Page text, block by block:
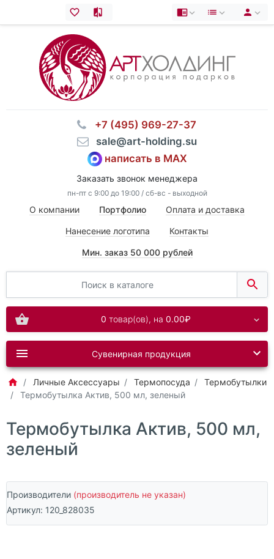
⠀+7 (495) 969-27-37
⠀sale@art-holding.su
написать в MAX
Заказать звонок менеджера
пн-пт с 9:00 до 19:00 / сб-вс - выходной
О компании Портфолио Оплата и доставка
Нанесение логотипа Контакты
Мин. заказ 50 000 рублей
0 товар(ов), на 0.00₽
Сувенирная продукция
Личные Аксессуары Термопосуда
Термобутылки
Термобутылка Актив, 500 мл, зеленый
Термобутылка Актив, 500 мл,
зеленый
Производители (производитель не указан)
Артикул: 120_828035